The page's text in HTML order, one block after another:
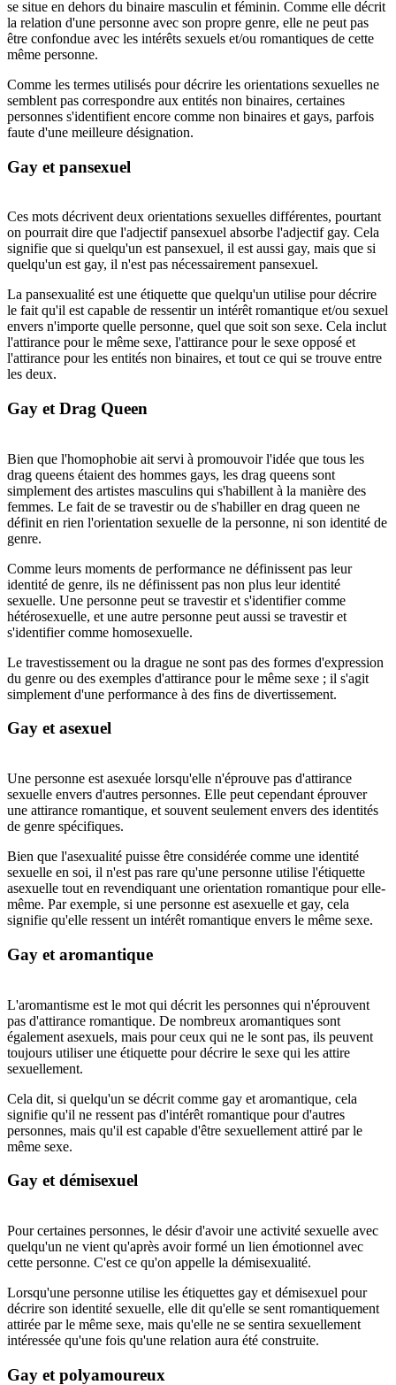
se situe en dehors du binaire masculin et féminin. Comme elle décrit
la relation d'une personne avec son propre genre, elle ne peut pas
être confondue avec les intérêts sexuels et/ou romantiques de cette
même personne.
Comme les termes utilisés pour décrire les orientations sexuelles ne
semblent pas correspondre aux entités non binaires, certaines
personnes s'identifient encore comme non binaires et gays, parfois
faute d'une meilleure désignation.
Gay et pansexuel
Ces mots décrivent deux orientations sexuelles différentes, pourtant
on pourrait dire que l'adjectif pansexuel absorbe l'adjectif gay. Cela
signifie que si quelqu'un est pansexuel, il est aussi gay, mais que si
quelqu'un est gay, il n'est pas nécessairement pansexuel.
La pansexualité est une étiquette que quelqu'un utilise pour décrire
le fait qu'il est capable de ressentir un intérêt romantique et/ou sexuel
envers n'importe quelle personne, quel que soit son sexe. Cela inclut
l'attirance pour le même sexe, l'attirance pour le sexe opposé et
l'attirance pour les entités non binaires, et tout ce qui se trouve entre
les deux.
Gay et Drag Queen
Bien que l'homophobie ait servi à promouvoir l'idée que tous les
drag queens étaient des hommes gays, les drag queens sont
simplement des artistes masculins qui s'habillent à la manière des
femmes. Le fait de se travestir ou de s'habiller en drag queen ne
définit en rien l'orientation sexuelle de la personne, ni son identité de
genre.
Comme leurs moments de performance ne définissent pas leur
identité de genre, ils ne définissent pas non plus leur identité
sexuelle. Une personne peut se travestir et s'identifier comme
hétérosexuelle, et une autre personne peut aussi se travestir et
s'identifier comme homosexuelle.
Le travestissement ou la drague ne sont pas des formes d'expression
du genre ou des exemples d'attirance pour le même sexe ; il s'agit
simplement d'une performance à des fins de divertissement.
Gay et asexuel
Une personne est asexuée lorsqu'elle n'éprouve pas d'attirance
sexuelle envers d'autres personnes. Elle peut cependant éprouver
une attirance romantique, et souvent seulement envers des identités
de genre spécifiques.
Bien que l'asexualité puisse être considérée comme une identité
sexuelle en soi, il n'est pas rare qu'une personne utilise l'étiquette
asexuelle tout en revendiquant une orientation romantique pour elle-
même. Par exemple, si une personne est asexuelle et gay, cela
signifie qu'elle ressent un intérêt romantique envers le même sexe.
Gay et aromantique
L'aromantisme est le mot qui décrit les personnes qui n'éprouvent
pas d'attirance romantique. De nombreux aromantiques sont
également asexuels, mais pour ceux qui ne le sont pas, ils peuvent
toujours utiliser une étiquette pour décrire le sexe qui les attire
sexuellement.
Cela dit, si quelqu'un se décrit comme gay et aromantique, cela
signifie qu'il ne ressent pas d'intérêt romantique pour d'autres
personnes, mais qu'il est capable d'être sexuellement attiré par le
même sexe.
Gay et démisexuel
Pour certaines personnes, le désir d'avoir une activité sexuelle avec
quelqu'un ne vient qu'après avoir formé un lien émotionnel avec
cette personne. C'est ce qu'on appelle la démisexualité.
Lorsqu'une personne utilise les étiquettes gay et démisexuel pour
décrire son identité sexuelle, elle dit qu'elle se sent romantiquement
attirée par le même sexe, mais qu'elle ne se sentira sexuellement
intéressée qu'une fois qu'une relation aura été construite.
Gay et polyamoureux